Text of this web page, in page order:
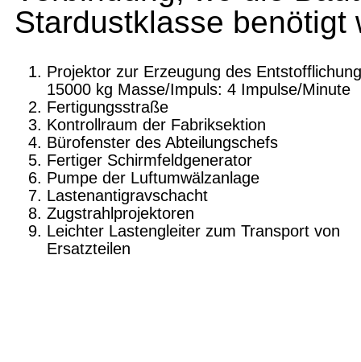
Stardustklasse benötigt
Projektor zur Erzeugung des
15000 kg Masse/Impuls: 4 Impulse/Minute
Fertigungsstraße
Kontrollraum der Fabriksektion
Bürofenster des Abteilungschefs
Fertiger Schirmfeldgenerator
Pumpe der Luftumwälzanlage
Lastenantigravschacht
Zugstrahlprojektoren
Leichter Lastengleiter zum Transport von
Ersatzteilen